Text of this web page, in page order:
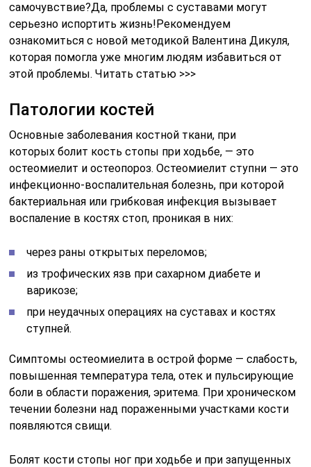
самочувствие?Да, проблемы с суставами могут
серьезно испортить жизнь!Рекомендуем
ознакомиться с новой методикой Валентина Дикуля,
которая помогла уже многим людям избавиться от
этой проблемы. Читать статью >>>
Патологии костей
Основные заболевания костной ткани, при
которых болит кость стопы при ходьбе, — это
остеомиелит и остеопороз. Остеомиелит ступни — это
инфекционно-воспалительная болезнь, при которой
бактериальная или грибковая инфекция вызывает
воспаление в костях стоп, проникая в них:
через раны открытых переломов;
из трофических язв при сахарном диабете и
варикозе;
при неудачных операциях на суставах и костях
ступней.
Симптомы остеомиелита в острой форме — слабость,
повышенная температура тела, отек и пульсирующие
боли в области поражения, эритема. При хроническом
течении болезни над пораженными участками кости
появляются свищи.
Болят кости стопы ног при ходьбе и при запущенных